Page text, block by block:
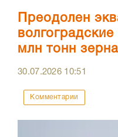
Преодолен
млн тонн зерна
30.07.2026 10:51
Комментарии